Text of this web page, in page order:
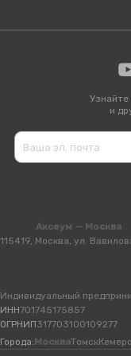
Узнайте
и
Аксеум — Москва
115419, Москва, ул.
Индивидуальный
ИНН701745175857
ОГРНИП317703100109277
Города: МоскваТомск